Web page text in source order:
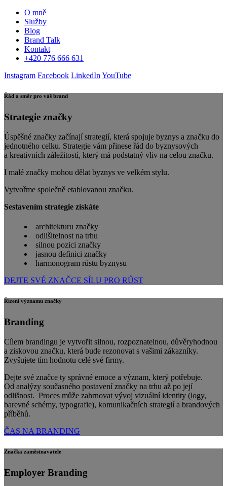
O mně
Služby
Blog
Brand Talk
Kontakt
+420 776 666 631
Instagram Facebook LinkedIn YouTube
Řád a směr pro váš brand
Strategie značky
Úspěšné značky začínají strategií, která spojuje byznys a značku do
jednotného celku. Strategie vám přinese řád do byznysových
a kreativních záležitostí, který má podstatný vliv na celou značku.
I malé značky mohou dělat byznys ve velkém stylu.
Vytvořme společně etablovanou značku.
Sestavením strategie získáte
architekturu značky
odlišitelnost na trhu
silnou pozici značky
jasnou definici značky
harmonogram růstu byznysu
DEJTE SVÉ ZNAČCE SÍLU PRO RŮST
Řízení významu značky
Branding
Cílem brandingu je vytvořit silnou, rozpoznatelnou, důvěryhodnou
a ziskovou značku, která bude rezonovat s vašimi zákazníky.
Zvyšujete tím hodnotu celé své firmy.
Dejte své značce ty správné emoce a význam, který potřebuje.
Od analýzy současného postavení značky na trhu až po její
odlišnost. Proces může zahrnovat vývoj vizuální identity (logy,
barevné schémy, typografie), komunikačních strategií a brandových
příběhů.
ČAS NA BRANDING
Značka zaměstnavatele
Employer Branding